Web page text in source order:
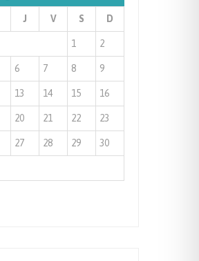
J V S D
1 2
6 7 8 9
13 14 15 16
20 21 22 23
27 28 29 30